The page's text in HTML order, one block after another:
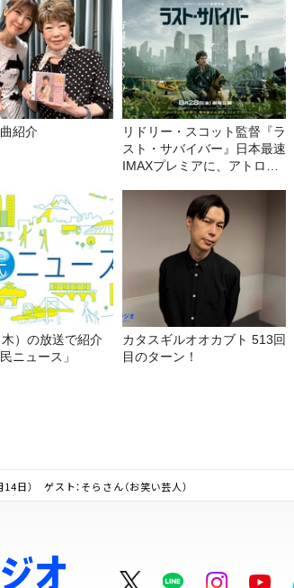
紹介
リドリー・スコット監督『ラ
スト・サバイバー』日本最速
IMAXプレミアに、アトロク
）の放送で紹介
ニュース」
カタスギルオオカブト 513回
目のターン！
日） ゲスト：そらさん（お笑い芸人）